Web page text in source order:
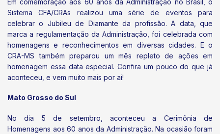
Em comemoração aos 60 anos da Administração no Brasil, o
Sistema CFA/CRAs realizou uma série de eventos para
celebrar o Jubileu de Diamante da profissão. A data, que
marca a regulamentação da Administração, foi celebrada com
homenagens e reconhecimentos em diversas cidades. E o
CRA-MS também preparou um mês repleto de ações em
homenagem essa data especial. Confira um pouco do que já
aconteceu, e vem muito mais por ai!
Mato Grosso do Sul
No dia 5 de setembro, aconteceu a Cerimônia de
Homenagens aos 60 anos da Administração. Na ocasião foram